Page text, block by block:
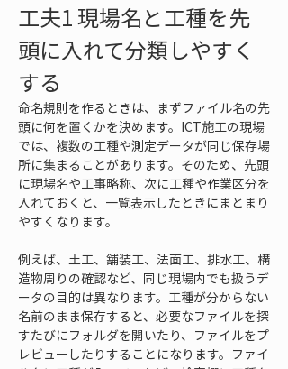
工夫1 現場名と工種を先
頭に入れて分類しやすく
する
命名規則を作るときは、まずファイル名の先
頭に何を置くかを決めます。ICT施工の現場
では、複数の工種や測定データが同じ保存場
所に集まることがあります。そのため、先頭
に現場名や工事略称、次に工種や作業区分を
入れておくと、一覧表示したときにまとまり
やすくなります。
例えば、土工、舗装工、法面工、排水工、構
造物周りの確認など、同じ現場内でも扱うデ
ータの目的は異なります。工種が分からない
名前のまま保存すると、必要なファイルを探
すたびにフォルダを開いたり、ファイルをプ
レビューしたりすることになります。ファイ